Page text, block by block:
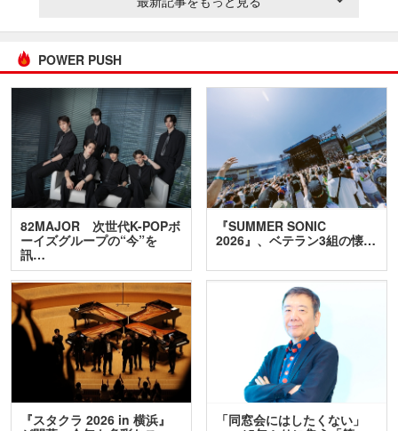
POWER PUSH
82MAJOR 次世代K-POPボ
ーイズグループの“今”を
訊…
『SUMMER SONIC
2026』、ベテラン3組の懐…
『スタクラ 2026 in 横浜』
「同窓会にはしたくない」